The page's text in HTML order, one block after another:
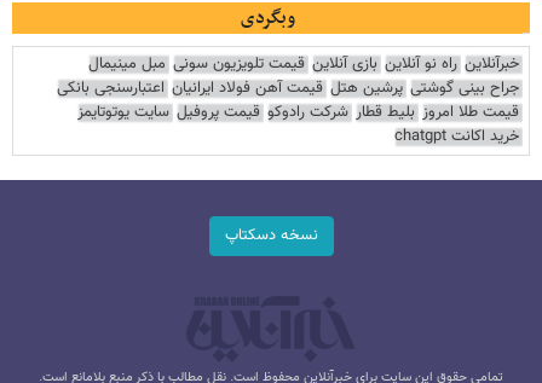
وبگردی
خبرآنلاین راه نو آنلاین بازی آنلاین قیمت تلویزیون سونی مبل مینیمال
جراح بینی گوشتی پرشین هتل قیمت آهن فولاد ایرانیان اعتبارسنجی بانکی
قیمت طلا امروز بلیط قطار شرکت رادوکو قیمت پروفیل سایت یوتوتایمز
خرید اکانت chatgpt
نسخه دسکتاپ
تمامی حقوق این سایت برای خبرآنلاین محفوظ است. نقل مطالب با ذکر منبع بلامانع است.